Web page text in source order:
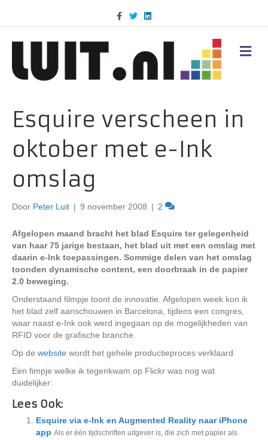
c
k
T
w
i
n
d
M
E
Esquire verscheen in
oktober met e-Ink
omslag
Door Peter Luit | 9 november 2008 | 2
Afgelopen maand bracht het blad Esquire ter gelegenheid
van haar 75 jarige bestaan, het blad uit met een omslag met
daarin e-Ink toepassingen. Sommige delen van het omslag
toonden dynamische content, een doorbraak in de papier
2.0 beweging.
Onderstaand filmpje toont de innovatie. Afgelopen week kon ik
het blad zelf aanschouwen in Barcelona, tijdens een congres,
waar naast e-Ink ook werd ingegaan op de mogelijkheden van
RFID voor de grafische branche.
Op de website wordt het gehele productieproces verklaard.
Een fimpje welke ik tegenkwam op Flickr was nog wat
duidelijker:
Lees Ook:
Esquire via e-Ink en Augmented Reality naar iPhone
app Als er één tijdschriften uitgever is, die zich met papier als